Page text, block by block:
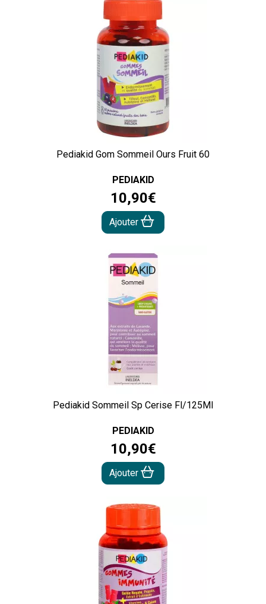
Pediakid Gom Sommeil Ours Fruit 60
PEDIAKID
10,90€
Ajouter
Pediakid Sommeil Sp Cerise Fl/125Ml
PEDIAKID
10,90€
Ajouter